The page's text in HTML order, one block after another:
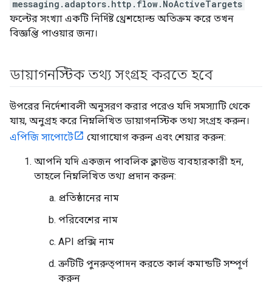
messaging.adaptors.http.flow.NoActiveTargets
ফল্টের সংখ্যা একটি নির্দিষ্ট থ্রেশহোল্ড অতিক্রম করে তখন
বিজ্ঞপ্তি পাওয়ার জন্য।
ডায়াগনস্টিক তথ্য সংগ্রহ করতে হবে
উপরের নির্দেশাবলী অনুসরণ করার পরেও যদি সমস্যাটি থেকে
যায়, অনুগ্রহ করে নিম্নলিখিত ডায়াগনস্টিক তথ্য সংগ্রহ করুন।
এপিজি সাপোর্টে
যোগাযোগ করুন এবং শেয়ার করুন:
আপনি যদি একজন পাবলিক ক্লাউড ব্যবহারকারী হন,
তাহলে নিম্নলিখিত তথ্য প্রদান করুন:
প্রতিষ্ঠানের নাম
পরিবেশের নাম
API প্রক্সি নাম
ত্রুটিটি পুনরুত্পাদন করতে কার্ল কমান্ডটি সম্পূর্ণ
করুন